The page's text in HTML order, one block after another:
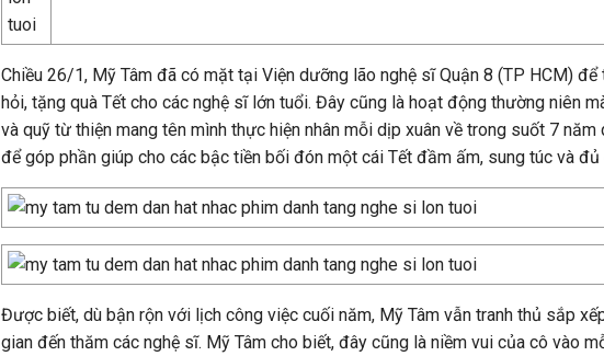
Chiều 26/1, Mỹ Tâm đã có mặt tại Viện dưỡng lão nghệ sĩ Quận 8 (TP HCM) để
hỏi, tặng quà Tết cho các nghệ sĩ lớn tuổi. Đây cũng là hoạt động thường niên
và quỹ từ thiện mang tên mình thực hiện nhân mỗi dịp xuân về trong suốt 7 năm
để góp phần giúp cho các bậc tiền bối đón một cái Tết đầm ấm, sung túc và đủ
Được biết, dù bận rộn với lịch công việc cuối năm, Mỹ Tâm vẫn tranh thủ sắp
gian đến thăm các nghệ sĩ. Mỹ Tâm cho biết, đây cũng là niềm vui của cô vào